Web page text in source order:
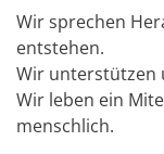
Wir sprechen
entstehen.
Wir unterstützen
Wir leben ein
menschlich.